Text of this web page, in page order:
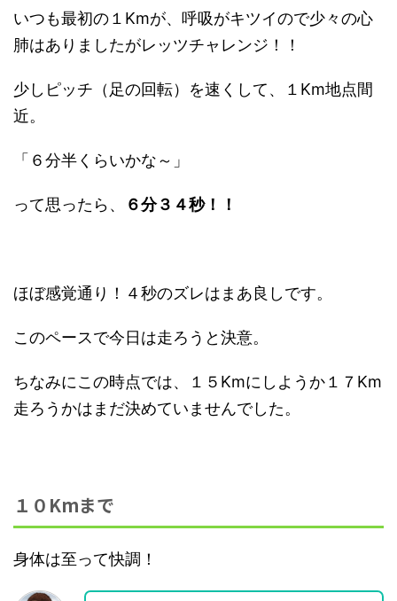
いつも最初の１Kmが、呼吸がキツイので少々の心
肺はありましたがレッツチャレンジ！！
少しピッチ（足の回転）を速くして、１Km地点間
近。
「６分半くらいかな～」
って思ったら、 ６分３４秒！！
ほぼ感覚通り！４秒のズレはまあ良しです。
このペースで今日は走ろうと決意。
ちなみにこの時点では、１５Kmにしようか１７Km
走ろうかはまだ決めていませんでした。
１０Kmまで
身体は至って快調！